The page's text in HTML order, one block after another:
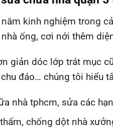
kinh nghiệm trong
ống, cơi nới thêm
giản dóc lớp trát mục
đáo… chúng tôi hiểu
nhà tphcm, sửa các
chống dột nhà